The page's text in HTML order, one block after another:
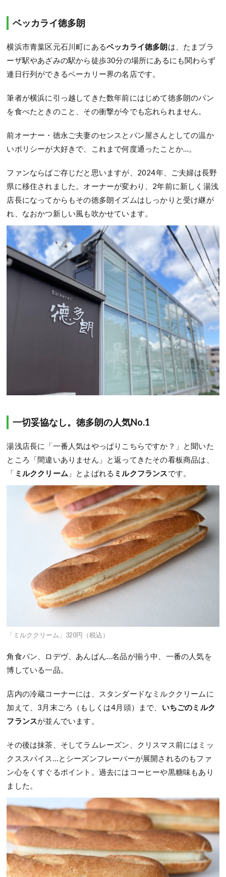
ベッカライ徳多朗
横浜市青葉区元石川町にあるベッカライ徳多朗は、たまプラ
ーザ駅やあざみの駅から徒歩30分の場所にあるにも関わらず
連日行列ができるベーカリー界の名店です。
筆者が横浜に引っ越してきた数年前にはじめて徳多朗のパン
を食べたときのこと、その衝撃が今でも忘れられません。
前オーナー・徳永ご夫妻のセンスとパン屋さんとしての温か
いポリシーが大好きで、これまで何度通ったことか…。
ファンならばご存じだと思いますが、2024年、ご夫婦は長野
県に移住されました。オーナーが変わり、2年前に新しく湯浅
店長になってからもその徳多朗イズムはしっかりと受け継が
れ、なおかつ新しい風も吹かせています。
一切妥協なし。徳多朗の人気No.1
湯浅店長に「一番人気はやっぱりこちらですか？」と聞いた
ところ「間違いありません」と返ってきたその看板商品は、
「 ミルククリーム 」とよばれる ミルクフランス です。
「ミルククリーム」320円（税込）
角食パン、ロデヴ、あんぱん…名品が揃う中、一番の人気を
博している一品。
店内の冷蔵コーナーには、スタンダードなミルククリームに
加えて、3月末ごろ（もしくは4月頭）まで、 いちごのミルク
フランスが並んでいます。
その後は抹茶、そしてラムレーズン、クリスマス前にはミッ
クススパイス…とシーズンフレーバーが展開されるのもファ
ン心をくすぐるポイント。過去にはコーヒーや黒糖味もあり
ました。